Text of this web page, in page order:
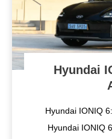
Hyundai
Hyundai IONIQ
Hyundai IONIQ